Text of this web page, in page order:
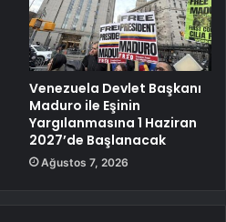
Venezuela Devlet Başkanı
Maduro ile Eşinin
Yargılanmasına 1 Haziran
2027’de Başlanacak
Ağustos 7, 2026